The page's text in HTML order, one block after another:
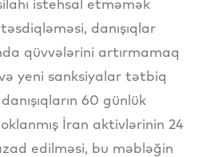
istehsal etməmək
danışıqlar
qüvvələrini artırmamaq
yeni sanksiyalar tətbiq
60 günlük
İran aktivlərinin 24
edilməsi, bu məbləğin